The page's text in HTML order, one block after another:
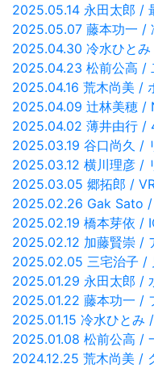
2025.05.14 永田太郎 /
2025.05.07 藤本功一 /
2025.04.30 冷水ひとみ
2025.04.23 松前公高 /
2025.04.16 荒木尚美 /
2025.04.09 辻林美穂 /
2025.04.02 薄井由行 /
2025.03.19 谷口尚久 /
2025.03.12 横川理彦 /
2025.03.05 郷拓郎 /
2025.02.26 Gak Sato /
2025.02.19 橋本芽依 /
2025.02.12 加藤賢崇 /
2025.02.05 三宅治子 /
2025.01.29 永田太郎 /
2025.01.22 藤本功一 /
2025.01.15 冷水ひと
2025.01.08 松前公高 /
2024.12.25 荒木尚美 /